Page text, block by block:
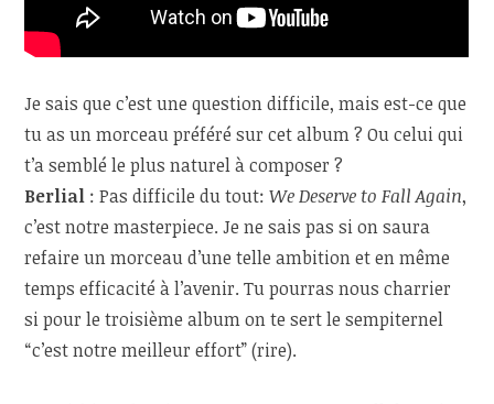
Je sais que c’est une question difficile, mais est-ce que
tu as un morceau préféré sur cet album ? Ou celui qui
t’a semblé le plus naturel à composer ?
Berlial : Pas difficile du tout:We Deserve to Fall Again,
c’est notre masterpiece. Je ne sais pas si on saura
refaire un morceau d’une telle ambition et en même
temps efficacité à l’avenir. Tu pourras nous charrier
si pour le troisième album on te sert le sempiternel
“c’est notre meilleur effort” (rire).